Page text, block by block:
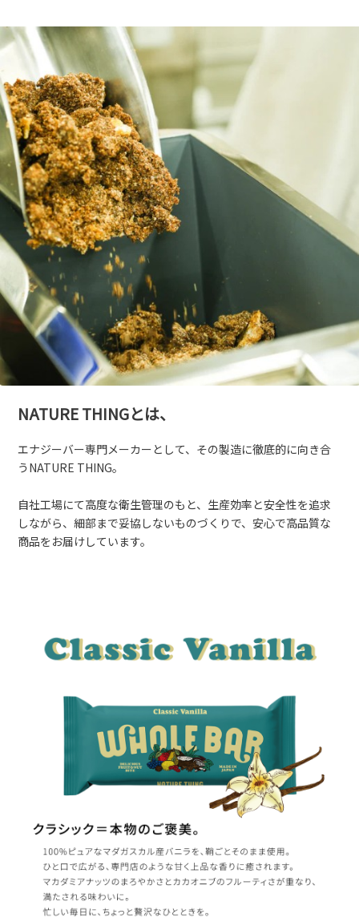
NATURE THINGとは、
エナジーバー専門メーカーとして、その製造に徹底的に向き合
うNATURE THING。
自社工場にて高度な衛生管理のもと、生産効率と安全性を追求
しながら、細部まで妥協しないものづくりで、安心で高品質な
商品をお届けしています。